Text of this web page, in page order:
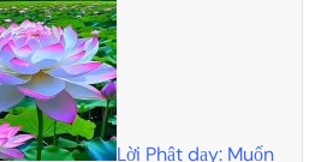
Lời Phật dạy: Muốn